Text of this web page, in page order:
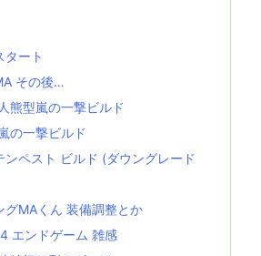
タート
その後…
熊型嵐の一撃ビルド
の一撃ビルド
ペスト ビルド (ダウングレード
グMAくん 装備調整とか
エンドゲーム 雑感